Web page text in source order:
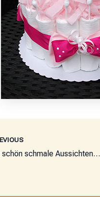
schön schmale Aussichten…